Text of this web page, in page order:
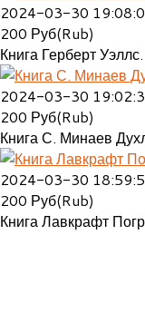
2024-03-30
200 Руб(Rub)
Книга Герберт
2024-03-30
200 Руб(Rub)
Книга С. Минаев
2024-03-30
200 Руб(Rub)
Книга Лавкрафт